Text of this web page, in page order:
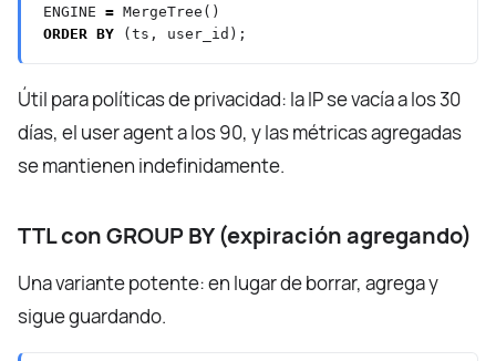
ENGINE = MergeTree()
ORDER BY (ts, user_id);
Útil para políticas de privacidad: la IP se vacía a los 30
días, el user agent a los 90, y las métricas agregadas
se mantienen indefinidamente.
TTL con GROUP BY (expiración agregando)
Una variante potente: en lugar de borrar, agrega y
sigue guardando.